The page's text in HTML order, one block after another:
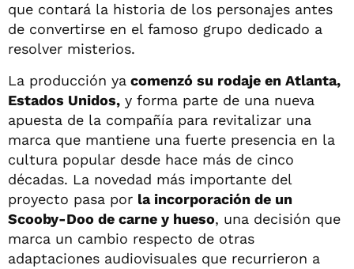
que contará la historia de los personajes antes
de convertirse en el famoso grupo dedicado a
resolver misterios.
La producción ya comenzó su rodaje en Atlanta,
Estados Unidos, y forma parte de una nueva
apuesta de la compañía para revitalizar una
marca que mantiene una fuerte presencia en la
cultura popular desde hace más de cinco
décadas. La novedad más importante del
proyecto pasa por la incorporación de un
Scooby-Doo de carne y hueso, una decisión que
marca un cambio respecto de otras
adaptaciones audiovisuales que recurrieron a